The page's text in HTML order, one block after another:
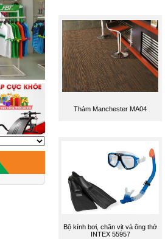
Thảm Manchester MA04
Bộ kính bơi, chân vịt và ông thở
INTEX 55957